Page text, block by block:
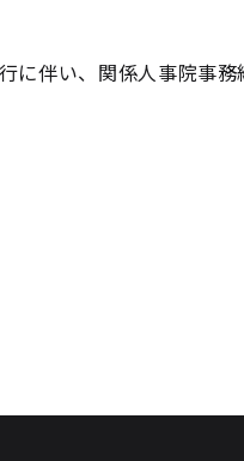
伴い、関係人事院事務